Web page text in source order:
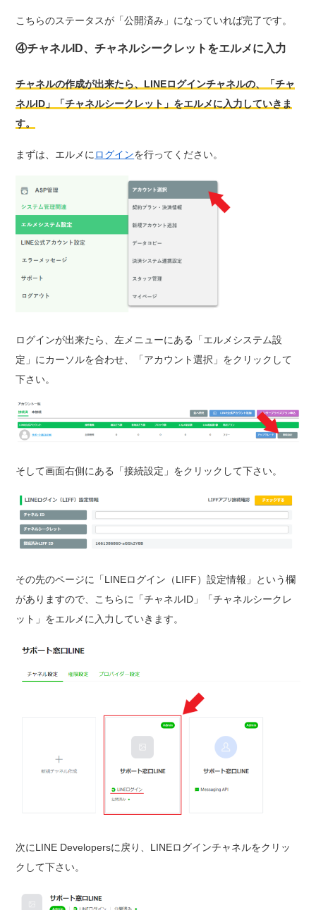
こちらのステータスが「公開済み」になっていれば完了です。
④チャネルID、チャネルシークレットをエルメに入力
チャネルの作成が出来たら、LINEログインチャネルの、「チャ
ネルID」「チャネルシークレット」をエルメに入力していきま
す。
まずは、エルメに ログインを行ってください。
ログインが出来たら、左メニューにある「エルメシステム設
定」にカーソルを合わせ、「アカウント選択」をクリックして
下さい。
そして画面右側にある「接続設定」をクリックして下さい。
その先のページに「LINEログイン（LIFF）設定情報」という欄
がありますので、こちらに「チャネルID」「チャネルシークレ
ット」をエルメに入力していきます。
次にLINE Developersに戻り、LINEログインチャネルをクリッ
クして下さい。